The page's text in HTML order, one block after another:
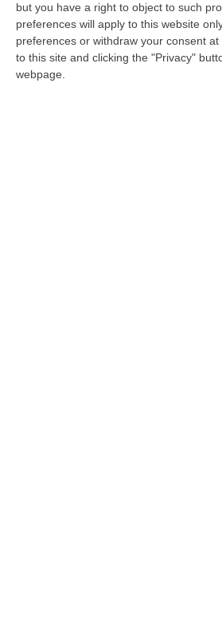
but you have a right to object to such
preferences will apply to this website
preferences or withdraw your consent
to this site and clicking the "Privacy"
webpage.
Catanzaro: «Da L’Andolina
assordante»
Pubblicato il: 20/11/25 – 13:18